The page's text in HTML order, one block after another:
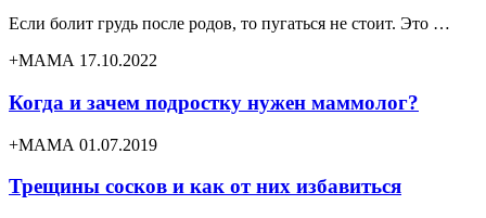
Если болит грудь после родов, то пугаться не стоит. Это …
+МАМА 17.10.2022
Когда и зачем подростку нужен маммолог?
+МАМА 01.07.2019
Трещины сосков и как от них избавиться